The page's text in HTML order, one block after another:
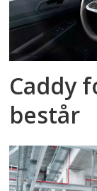
Caddy
består